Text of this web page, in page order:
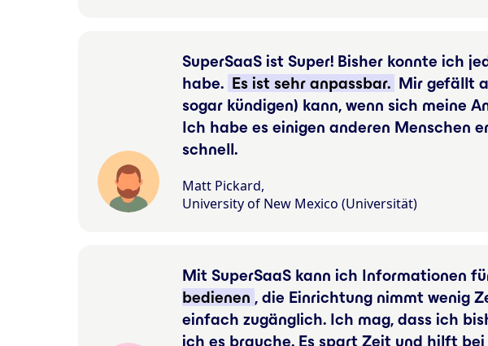
SuperSaaS ist Super! Bisher konnte ich
habe. Es ist sehr anpassbar. Mir gefällt
sogar kündigen) kann, wenn sich meine
Ich habe es einigen anderen Menschen
schnell.
Matt Pickard,
University of New Mexico (Universität)
Mit SuperSaaS kann ich Informationen
bedienen , die Einrichtung nimmt wenig
einfach zugänglich. Ich mag, dass ich
ich es brauche. Es spart Zeit und hilft